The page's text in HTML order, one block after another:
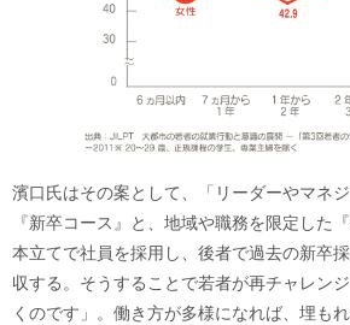
濱口氏はその案として、「リーダーやマネ
『新卒コース』と、地域や職務を限定した
本立てで社員を採用し、後者で過去の新卒
収する。そうすることで若者が再チャレン
くのです」。働き方が多様になれば、埋も